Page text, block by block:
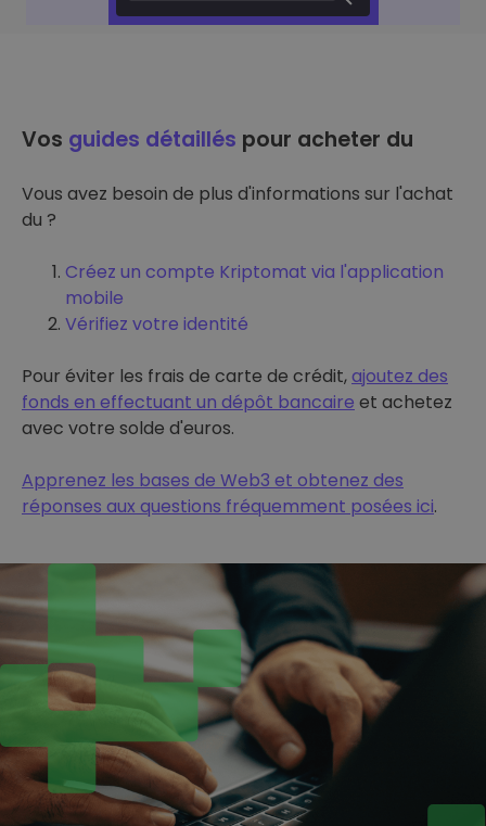
Vos guides détaillés pour acheter du
Vous avez besoin de plus d'informations sur l'achat
du ?
Créez un compte Kriptomat via l'application
mobile
Vérifiez votre identité
Pour éviter les frais de carte de crédit,ajoutez des
fonds en effectuant un dépôt bancaire et achetez
avec votre solde d'euros.
Apprenez les bases de Web3 et obtenez des
réponses aux questions fréquemment posées ici.